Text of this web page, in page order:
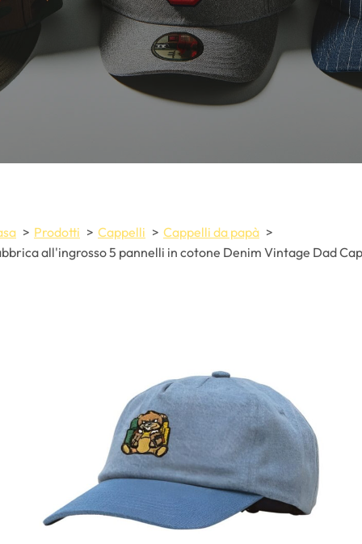
Prodotti Cappelli
Cappelli da papà
all'ingrosso 5 pannelli in cotone Denim Vintage Dad Cap